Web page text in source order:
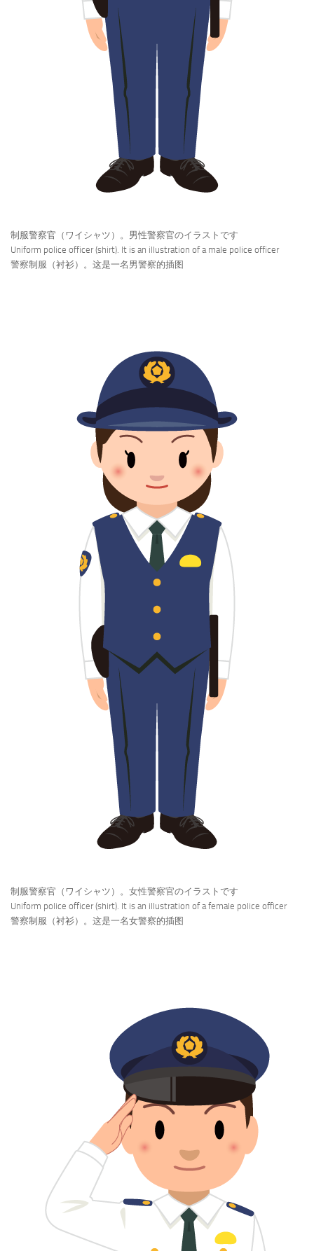
制服警察官（ワイシャツ）。男性警察官のイラストです
Uniform police officer (shirt). It is an illustration of a male police officer
警察制服（衬衫）。这是一名男警察的插图
制服警察官（ワイシャツ）。女性警察官のイラストです
Uniform police officer (shirt). It is an illustration of a female police officer
警察制服（衬衫）。这是一名女警察的插图